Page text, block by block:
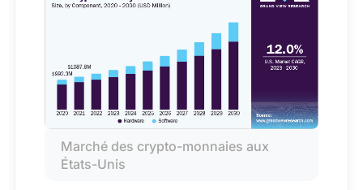
Marché des crypto-monnaies aux
États-Unis